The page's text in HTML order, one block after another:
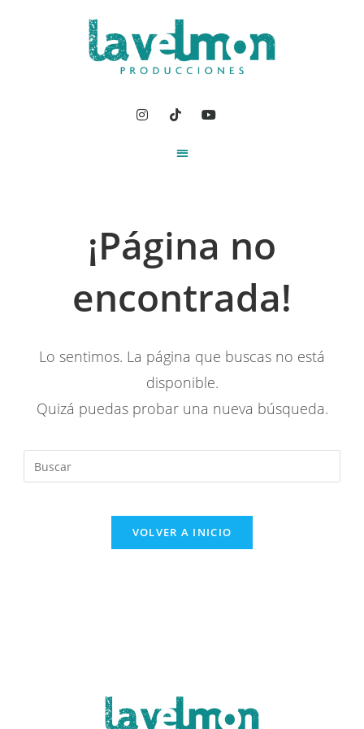
¡Página no
encontrada!
Lo sentimos. La página que buscas no está
disponible.
Quizá puedas probar una nueva búsqueda.
VOLVER A INICIO